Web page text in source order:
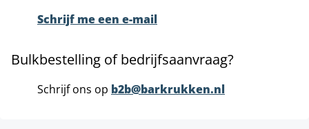
Schrijf me een e-mail
Bulkbestelling of bedrijfsaanvraag?
Schrijf ons op b2b@barkrukken.nl